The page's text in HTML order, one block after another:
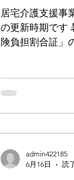
ます。 ·
居宅介護支援事
の更新時期です
険負担割合証」
確認ください。
スを利用すると
るかを 確認し
いただけますと
admin422185
6月16日
読